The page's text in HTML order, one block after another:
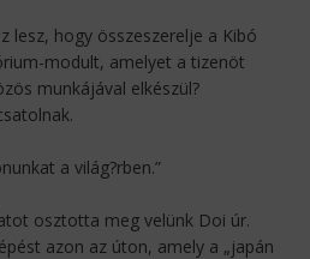
lesz, hogy összeszerelje a Kibó
modult, amelyet a tizenöt
munkájával elkészül?
a világ?rben.”
osztotta meg velünk Doi úr.
azon az úton, amely a „japán